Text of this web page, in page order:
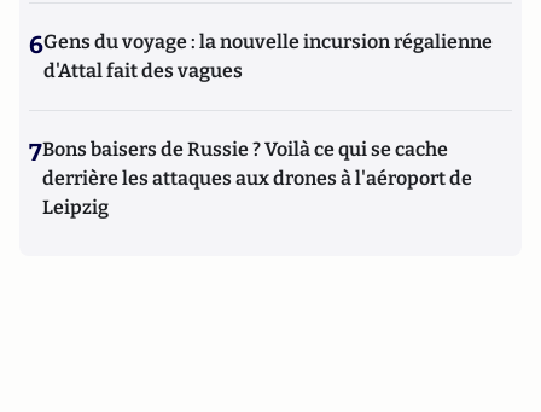
6Gens du voyage : la nouvelle incursion régalienne
d'Attal fait des vagues
7Bons baisers de Russie ? Voilà ce qui se cache
derrière les attaques aux drones à l'aéroport de
Leipzig